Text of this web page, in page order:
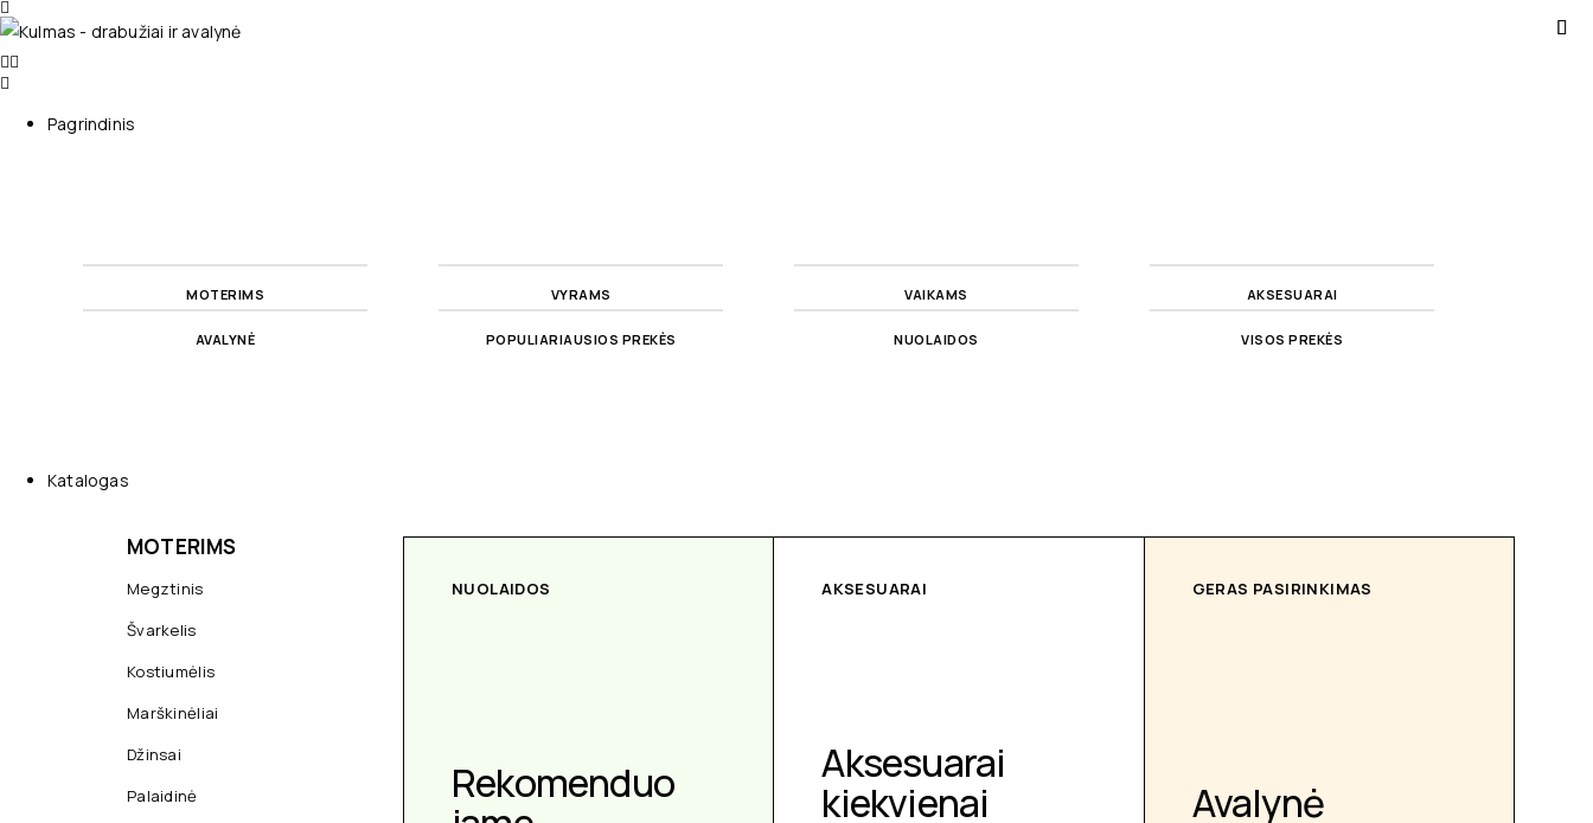
Pagrindinis
MOTERIMS VYRAMS VAIKAMS AKSESUARAI
AVALYNĖ POPULIARIAUSIOS PREKĖS NUOLAIDOS VISOS PREKĖS
Katalogas
MOTERIMS
Megztinis
Švarkelis
Kostiumėlis
Marškinėliai
Džinsai
Palaidinė
NUOLAIDOS
Rekomenduo
AKSESUARAI
Aksesuarai
kiekvienai
GERAS PASIRINKIMAS
Avalynė